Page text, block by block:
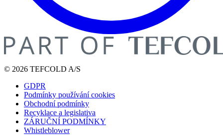
© 2026 TEFCOLD A/S
GDPR
Podmínky používání cookies
Obchodní podmínky
Recyklace a legislativa
ZÁRUČNÍ PODMÍNKY
Whistleblower